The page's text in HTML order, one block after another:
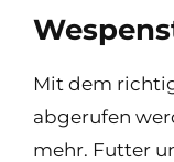
Mit dem
abgerufen
mehr. Futter